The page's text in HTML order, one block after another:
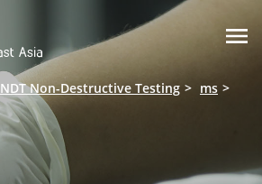
NDT Non-Destructive Testing ms